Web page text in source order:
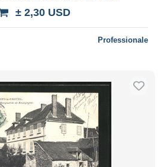
± 2,30 USD
Professionale